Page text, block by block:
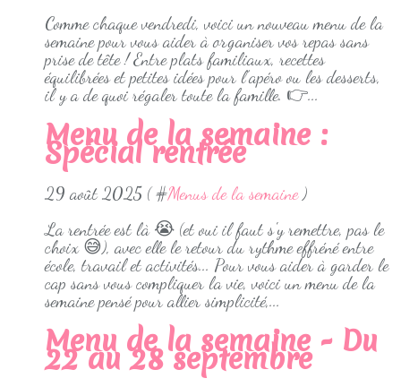
Comme chaque vendredi, voici un nouveau menu de la
semaine pour vous aider à organiser vos repas sans
prise de tête ! Entre plats familiaux, recettes
équilibrées et petites idées pour l’apéro ou les desserts,
il y a de quoi régaler toute la famille. 👉...
Menu de la semaine :
Spécial rentrée
29 août 2025 ( #Menus de la semaine)
La rentrée est là 😭 (et oui il faut s'y remettre, pas le
choix 😅), avec elle le retour du rythme effréné entre
école, travail et activités... Pour vous aider à garder le
cap sans vous compliquer la vie, voici un menu de la
semaine pensé pour allier simplicité,...
Menu de la semaine - Du
22 au 28 septembre